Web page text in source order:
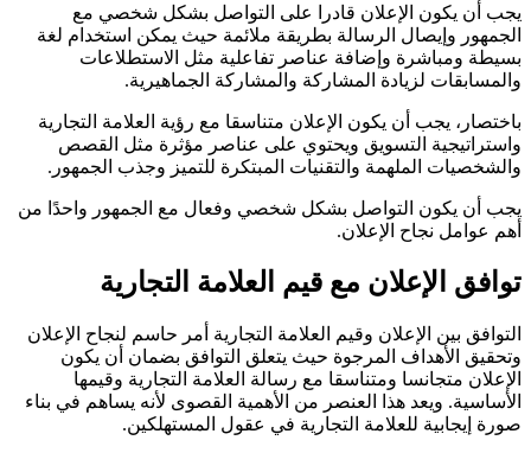
يجب أن يكون الإعلان قادرا على التواصل بشكل شخصي مع
الجمهور وإيصال الرسالة بطريقة ملائمة حيث يمكن استخدام لغة
بسيطة ومباشرة وإضافة عناصر تفاعلية مثل الاستطلاعات
والمسابقات لزيادة المشاركة والمشاركة الجماهيرية.
باختصار، يجب أن يكون الإعلان متناسقا مع رؤية العلامة التجارية
واستراتيجية التسويق ويحتوي على عناصر مؤثرة مثل القصص
والشخصيات الملهمة والتقنيات المبتكرة للتميز وجذب الجمهور.
يجب أن يكون التواصل بشكل شخصي وفعال مع الجمهور واحدًا من
أهم عوامل نجاح الإعلان.
توافق الإعلان مع قيم العلامة التجارية
التوافق بين الإعلان وقيم العلامة التجارية أمر حاسم لنجاح الإعلان
وتحقيق الأهداف المرجوة حيث يتعلق التوافق بضمان أن يكون
الإعلان متجانسا ومتناسقا مع رسالة العلامة التجارية وقيمها
الأساسية. ويعد هذا العنصر من الأهمية القصوى لأنه يساهم في بناء
صورة إيجابية للعلامة التجارية في عقول المستهلكين.